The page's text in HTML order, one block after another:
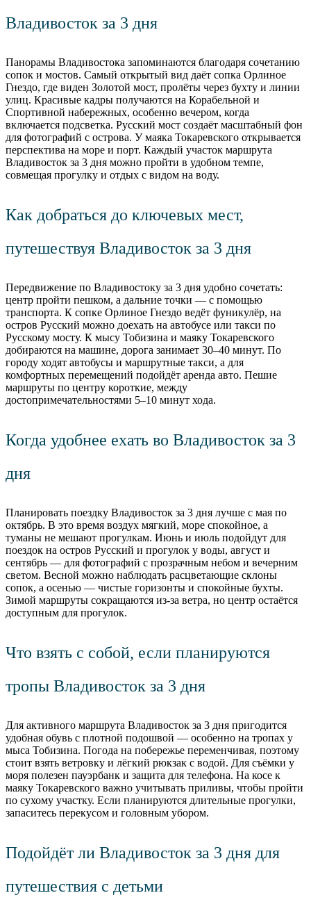
Владивосток за 3 дня
Панорамы Владивостока запоминаются благодаря сочетанию
сопок и мостов. Самый открытый вид даёт сопка Орлиное
Гнездо, где виден Золотой мост, пролёты через бухту и линии
улиц. Красивые кадры получаются на Корабельной и
Спортивной набережных, особенно вечером, когда
включается подсветка. Русский мост создаёт масштабный фон
для фотографий с острова. У маяка Токаревского открывается
перспектива на море и порт. Каждый участок маршрута
Владивосток за 3 дня можно пройти в удобном темпе,
совмещая прогулку и отдых с видом на воду.
Как добраться до ключевых мест,
путешествуя Владивосток за 3 дня
Передвижение по Владивостоку за 3 дня удобно сочетать:
центр пройти пешком, а дальние точки — с помощью
транспорта. К сопке Орлиное Гнездо ведёт фуникулёр, на
остров Русский можно доехать на автобусе или такси по
Русскому мосту. К мысу Тобизина и маяку Токаревского
добираются на машине, дорога занимает 30–40 минут. По
городу ходят автобусы и маршрутные такси, а для
комфортных перемещений подойдёт аренда авто. Пешие
маршруты по центру короткие, между
достопримечательностями 5–10 минут хода.
Когда удобнее ехать во Владивосток за 3
дня
Планировать поездку Владивосток за 3 дня лучше с мая по
октябрь. В это время воздух мягкий, море спокойное, а
туманы не мешают прогулкам. Июнь и июль подойдут для
поездок на остров Русский и прогулок у воды, август и
сентябрь — для фотографий с прозрачным небом и вечерним
светом. Весной можно наблюдать расцветающие склоны
сопок, а осенью — чистые горизонты и спокойные бухты.
Зимой маршруты сокращаются из-за ветра, но центр остаётся
доступным для прогулок.
Что взять с собой, если планируются
тропы Владивосток за 3 дня
Для активного маршрута Владивосток за 3 дня пригодится
удобная обувь с плотной подошвой — особенно на тропах у
мыса Тобизина. Погода на побережье переменчивая, поэтому
стоит взять ветровку и лёгкий рюкзак с водой. Для съёмки у
моря полезен пауэрбанк и защита для телефона. На косе к
маяку Токаревского важно учитывать приливы, чтобы пройти
по сухому участку. Если планируются длительные прогулки,
запаситесь перекусом и головным убором.
Подойдёт ли Владивосток за 3 дня для
путешествия с детьми